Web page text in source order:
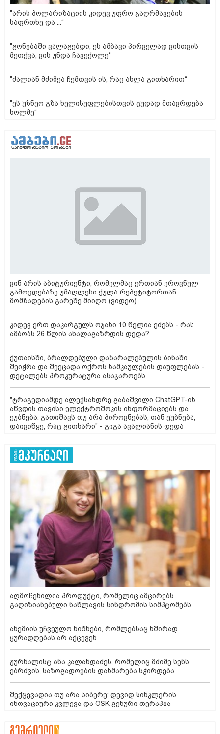
"არის პოლარიზაციის კიდევ უფრო გაღრმავების
საფრთხე და ...“
"გონებაში ვალაგებდი, ეს ამბავი პირველად ვისთვის
მეთქვა, ვის უნდა ჩავექოლე“
"ძალიან მძიმეა ჩემთვის ის, რაც ახლა გითხარით“
"ეს უზნეო გზა ხელისუფლებისთვის ცუდად მთავრდება
ხოლმე“
ვინ არის აბიტურიენტი, რომელმაც ერთიან ეროვნულ
გამოცდებაზე უმაღლესი ქულა რეპეტიტორთან
მომზადების გარეშე მიიღო (ვიდეო)
კიდევ ერთ დაკარგულს ოჯახი 10 წელია ეძებს - რას
ამბობს 26 წლის ახალაგაზრდის დედა?
ქუთაისში, ბრალდებული დაზარალებულის ბინაში
შეიჭრა და შეეცადა ოქროს სამკაულების დაუფლებას -
დეტალებს პროკურატურა ასაჯაროებს
"ტრაგედიამდე ალექსანდრე გაბაშვილი ChatGPT-ის
აწვდის თავისი ელექტროშოკის ინფორმაციებს და
ეუბნება: გათიშავს თუ არა პიროვნებას, თან ეუბნება,
დაივიწყე, რაც გითხარი" - გიგა ავალიანის დედა
აღმოჩენილია პროდუქტი, რომელიც ამცირებს
გაღიზიანებული ნაწლავის სინდრომის სიმპტომებს
ანემიის უჩვეულო ნიშნები, რომლებსაც ხშირად
ყურადღებას არ აქცევენ
ჟურნალისტ ანა კალანდაძეს, რომელიც მძიმე სენს
ებრძვის, საზოგადოების დახმარება სჭირდება
შექცევადია თუ არა სიბერე: დევიდ სინკლერის
ინოვაციური კვლევა და OSK გენური თერაპია